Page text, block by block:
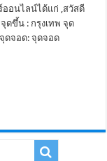
ออนไลน์ได้แก่ ,สวัสดี
ดขึ้น : กรุงเทพ จุด
ดจอด: จุดจอด